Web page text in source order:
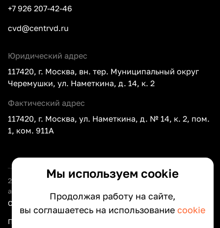
+7 926 207-42-46
cvd@centrvd.ru
Юридический адрес
117420, г. Москва, вн. тер. Муниципальный округ
Черемушки, ул. Наметкина, д. 14, к. 2
Фактический адрес
117420, г. Москва, ул. Наметкина, д. № 14, к. 2, пом.
1, ком. 911А
2026
ООО «Центр внедрения документооборота» —
автоматизация документооборота вашего бизнеса
Сведения об организации
Политика оператора по обработке персональных данных
Мы используем cookie
Продолжая работу на сайте,
вы соглашаетесь на использование cookie